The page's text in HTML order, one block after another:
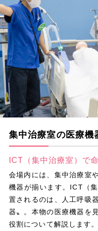
集中治療室の医療機
ICT（集中治療室）で
会場内には、集中治療室
機器が揃います。ICT（
置されるのは、人工呼吸
器〟。本物の医療機器を
役割について解説します。